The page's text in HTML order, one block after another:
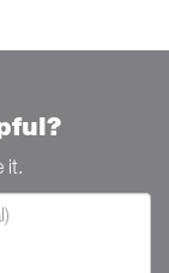
it.